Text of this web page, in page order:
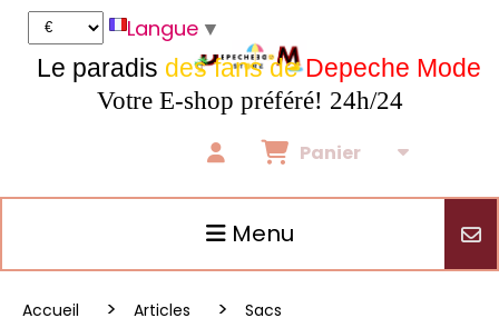
Le paradis des fans deDepeche Mode
Votre E-shop préféré! 24h/24
Panier
Menu
Accueil Articles
Sacs
Langue ▼
Panneau de gestion des cookies